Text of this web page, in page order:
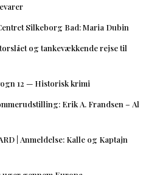
Silkeborg Bad: Maria Dubin
og tankevækkende rejse til
12 — Historisk krimi
Erik A. Frandsen – Al
| Anmeldelse: Kalle og Kaptajn